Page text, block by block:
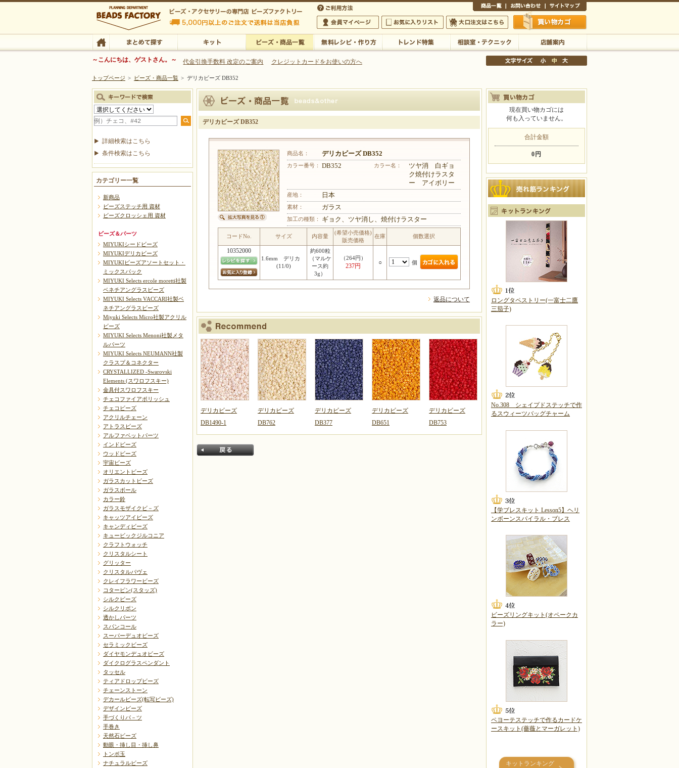
ビーズファクトリー ビーズ・パーツ・金具など・アクセサリーの専門店
ビーズ・アクセサリーの専門店 ビーズファクトリー 5,000円以上のご注文で送料は当店が負担いたします
ビーズ・アクセサリーの専門店 ビーズファクトリー 5,000円以上のご注文で送料は当店が負担いたします
会員マイページ
お気に入りリスト 大口注文はこちら 買い物かご
TOP まとめて探す 店舗案内
～こんにちは、ゲストさん。～ 代金引換手数料 改定のご案内 クレジットカードをお使いの方へ
トップページ > ビーズ・商品一覧 > デリカビーズ DB352
デリカビーズ DB352
商品名： デリカビーズ DB352
カラー番号： DB352 カラー名：
ツヤ消 白ギョ
ク焼付けラスタ
ー アイボリー
産地： 日本
素材： ガラス
加工の種類： ギョク、ツヤ消し、焼付けラスター
コードNo. サイズ 内容量
(希望小売価格)
販売価格
在庫 個数選択
10352000
1.6mm デリカ
(11/0)
約600粒
（マルケ
ース約
3g）
（264円）
237円 ○ 個
返品について
デリカビーズ
DB1490-1
デリカビーズ
DB762
デリカビーズ
DB377
デリカビーズ
DB651
デリカビーズ
DB753
詳細検索はこちら
条件検索はこちら
カテゴリー一覧
新商品
ビーズステッチ用 資材
ビーズクロッシェ用 資材
ビーズ＆パーツ
MIYUKIシードビーズ
MIYUKIデリカビーズ
MIYUKIビーズアソートセット・
ミックスパック
MIYUKI Selects ercole moretti社製
ベネチアングラスビーズ
MIYUKI Selects VACCARI社製ベ
ネチアングラスビーズ
Miyuki Selects Micro社製アクリル
ビーズ
MIYUKI Selects Menoni社製メタ
ルパーツ
MIYUKI Selects NEUMANN社製
クラスプ＆コネクター
CRYSTALLIZED -Swarovski
Elements (スワロフスキー)
金具付スワロフスキー
チェコファイアポリッシュ
チェコビーズ
アクリルチェーン
アトラスビーズ
アルファベットパーツ
インドビーズ
ウッドビーズ
宇宙ビーズ
オリエントビーズ
ガラスカットビーズ
ガラスボール
カラー鈴
ガラスモザイクビ－ズ
キャッツアイビーズ
キャンディビーズ
キュービックジルコニア
クラフトウォッチ
クリスタルシート
グリッター
クリスタルパヴェ
クレイフラワービーズ
コターピン(スタッズ)
シルクビーズ
シルクリボン
透かしパーツ
スパンコール
スーパーデュオビーズ
セラミックビーズ
ダイヤモンデュオビーズ
ダイクログラスペンダント
タッセル
ティアドロップビーズ
チェーンストーン
デカールビーズ(転写ビーズ)
デザインビーズ
手づくりパ－ツ
手巻き
天然石ビーズ
動眼・挿し目・挿し鼻
トンボ玉
ナチュラルビーズ
現在買い物カゴには
何も入っていません。
合計金額
0円
ロングタペストリー(一富士二鷹
三茄子)
No.308 シェイプドステッチで作
るスウィーツバッグチャーム
【学ブレスキット Lesson5】ヘリ
ンボーンスパイラル・ブレス
ビーズリングキット(オペークカ
ラー)
ペヨーテステッチで作るカードケ
ースキット(薔薇とマーガレット)
キットランキング